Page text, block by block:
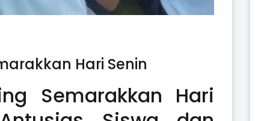
Hari Senin
Semarakkan Hari